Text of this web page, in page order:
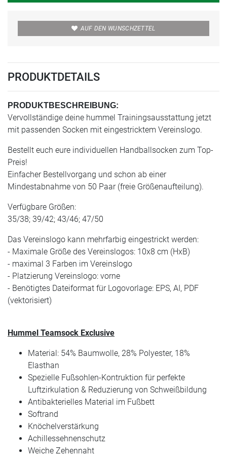
AUF DEN WUNSCHZETTEL
PRODUKTDETAILS
PRODUKTBESCHREIBUNG:
Vervollständige deine hummel Trainingsausstattung jetzt
mit passenden Socken mit eingestricktem Vereinslogo.
Bestellt euch eure individuellen Handballsocken zum Top-
Preis!
Einfacher Bestellvorgang und schon ab einer
Mindestabnahme von 50 Paar (freie Größenaufteilung).
Verfügbare Größen:
35/38; 39/42; 43/46; 47/50
Das Vereinslogo kann mehrfarbig eingestrickt werden:
- Maximale Größe des Vereinslogos: 10x8 cm (HxB)
- maximal 3 Farben im Vereinslogo
- Platzierung Vereinslogo: vorne
- Benötigtes Dateiformat für Logovorlage: EPS, AI, PDF
(vektorisiert)
Hummel Teamsock Exclusive
Material: 54% Baumwolle, 28% Polyester, 18%
Elasthan
Spezielle Fußsohlen-Kontruktion für perfekte
Luftzirkulation & Reduzierung von Schweißbildung
Antibakterielles Material im Fußbett
Softrand
Knöchelverstärkung
Achillessehnenschutz
Weiche Zehennaht